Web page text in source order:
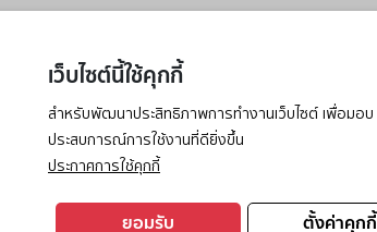
เว็บไซต์นี้ใช้คุกกี้
สำหรับพัฒนาประสิทธิภาพการทำงานเว็บไซต์ เพื่อมอบ
ประสบการณ์การใช้งานที่ดียิ่งขึ้น
ประกาศการใช้คุกกี้
ตั้งค่าคุกกี้
ยอมรับ
has occurred while loading